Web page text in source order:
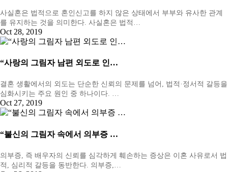
사실혼은 법적으로 혼인신고를 하지 않은 상태에서 부부와 유사한 관계
를 유지하는 것을 의미한다. 사실혼은 법적…
Oct 28, 2019
“사랑의 그림자 남편 외도로 인…
결혼 생활에서의 외도는 단순한 신뢰의 문제를 넘어, 법적·정서적 갈등을
심화시키는 주요 원인 중 하나이다. …
Oct 27, 2019
“불신의 그림자 속에서 의부증 …
의부증, 즉 배우자의 신뢰를 심각하게 훼손하는 증상은 이혼 사유로서 법
적, 심리적 갈등을 동반한다. 의부증,…